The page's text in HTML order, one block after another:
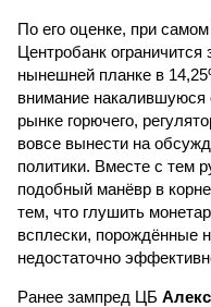
По его оценке, при
Центробанк ограничится
нынешней планке в
внимание накалившуюся
рынке горючего,
вовсе вынести на
политики. Вместе с тем
подобный манёвр в
тем, что глушить
всплески, порождённые
недостаточно
Ранее зампред ЦБ